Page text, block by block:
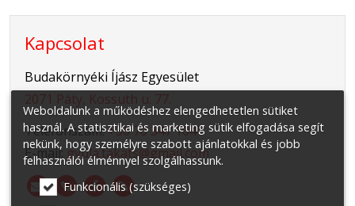
Kapcsolat
Budakörnyéki Íjász Egyesület
2071 Páty, Kossuth u. 77.
Telefonszám:+36 70 347 1047
E-mail: gyula.takats@gmail.com
Weboldalunk a működéshez elengedhetetlen sütiket
használ. A statisztikai és marketing sütik elfogadása segít
nekünk, hogy személyre szabott ajánlatokkal és jobb
felhasználói élménnyel szolgálhassunk.
Funkcionális (szükséges)